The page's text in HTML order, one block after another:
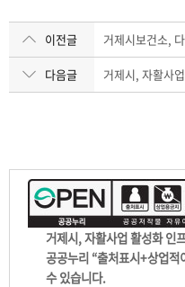
이전글 거제시보건소,
다음글 거제시, 자활사
거제시, 자활사업 활성화 인
공공누리 “출처표시+상업
수 있습니다.